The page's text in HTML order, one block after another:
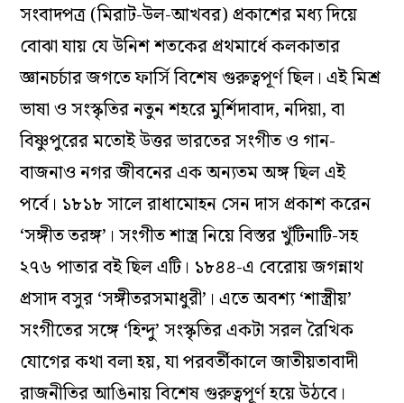
সংবাদপত্র (মিরাট-উল-আখবর) প্রকাশের মধ্য দিয়ে
বোঝা যায় যে উনিশ শতকের প্রথমার্ধে কলকাতার
জ্ঞানচর্চার জগতে ফার্সি বিশেষ গুরুত্বপূর্ণ ছিল। এই মিশ্র
ভাষা ও সংস্কৃতির নতুন শহরে মুর্শিদাবাদ, নদিয়া, বা
বিষ্ণুপুরের মতোই উত্তর ভারতের সংগীত ও গান-
বাজনাও নগর জীবনের এক অন্যতম অঙ্গ ছিল এই
পর্বে। ১৮১৮ সালে রাধামোহন সেন দাস প্রকাশ করেন
‘সঙ্গীত তরঙ্গ’। সংগীত শাস্ত্র নিয়ে বিস্তর খুঁটিনাটি-সহ
২৭৬ পাতার বই ছিল এটি। ১৮৪৪-এ বেরোয় জগন্নাথ
প্রসাদ বসুর ‘সঙ্গীতরসমাধুরী’। এতে অবশ্য ‘শাস্ত্রীয়’
সংগীতের সঙ্গে ‘হিন্দু’ সংস্কৃতির একটা সরল রৈখিক
যোগের কথা বলা হয়, যা পরবর্তীকালে জাতীয়তাবাদী
রাজনীতির আঙিনায় বিশেষ গুরুত্বপূর্ণ হয়ে উঠবে।